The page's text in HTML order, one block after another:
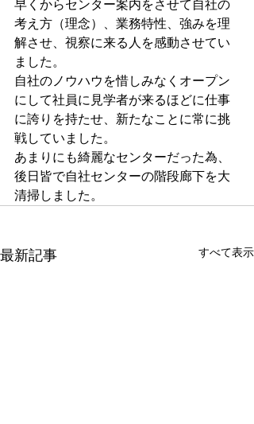
早くからセンター案内をさせて自社の
考え方（理念）、業務特性、強みを理
解させ、視察に来る人を感動させてい
ました。
自社のノウハウを惜しみなくオープン
にして社員に見学者が来るほどに仕事
に誇りを持たせ、新たなことに常に挑
戦していました。
あまりにも綺麗なセンターだった為、
後日皆で自社センターの階段廊下を大
清掃しました。
最新記事 すべて表示